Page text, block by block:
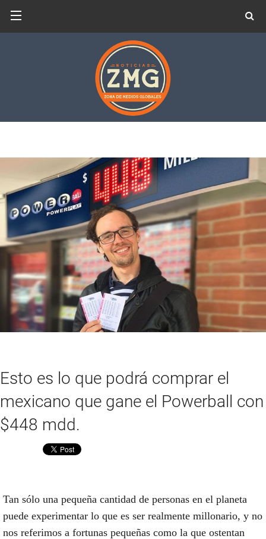
Esto es lo que podrá comprar el
mexicano que gane el Powerball con
$448 mdd.
Tan sólo una pequeña cantidad de personas en el planeta
puede experimentar lo que es ser realmente millonario, y no
nos referimos a fortunas pequeñas como la que ostentan